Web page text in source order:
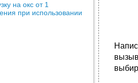
на окс от 1
при использовании